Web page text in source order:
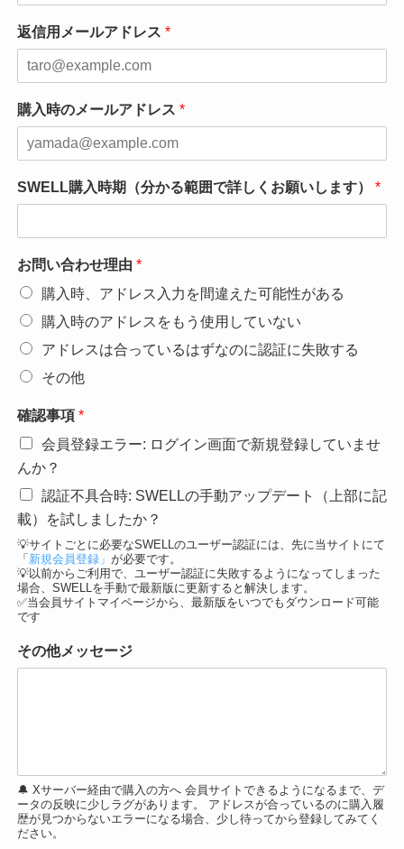
返信用メールアドレス *
購入時のメールアドレス *
SWELL購入時期（分かる範囲で詳しくお願いします） *
お問い合わせ理由 *
購入時、アドレス入力を間違えた可能性がある
購入時のアドレスをもう使用していない
アドレスは合っているはずなのに認証に失敗する
その他
確認事項 *
会員登録エラー: ログイン画面で新規登録していませ
んか？
認証不具合時: SWELLの手動アップデート（上部に記
載）を試しましたか？
💡サイトごとに必要なSWELLのユーザー認証には、先に当サイトにて
「新規会員登録」 が必要です。
💡以前からご利用で、ユーザー認証に失敗するようになってしまった
場合、SWELLを手動で最新版に更新すると解決します。
✅当会員サイトマイページから、最新版をいつでもダウンロード可能
です
その他メッセージ
🔔 Xサーバー経由で購入の方へ 会員サイトできるようになるまで、デ
ータの反映に少しラグがあります。 アドレスが合っているのに購入履
歴が見つからないエラーになる場合、少し待ってから登録してみてく
ださい。